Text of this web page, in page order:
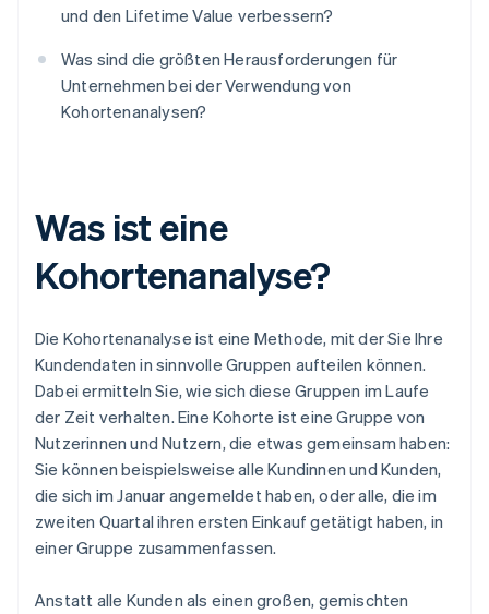
und den Lifetime Value verbessern?
Was sind die größten Herausforderungen für
Unternehmen bei der Verwendung von
Kohortenanalysen?
Was ist eine
Kohortenanalyse?
Die Kohortenanalyse ist eine Methode, mit der Sie Ihre
Kundendaten in sinnvolle Gruppen aufteilen können.
Dabei ermitteln Sie, wie sich diese Gruppen im Laufe
der Zeit verhalten. Eine Kohorte ist eine Gruppe von
Nutzerinnen und Nutzern, die etwas gemeinsam haben:
Sie können beispielsweise alle Kundinnen und Kunden,
die sich im Januar angemeldet haben, oder alle, die im
zweiten Quartal ihren ersten Einkauf getätigt haben, in
einer Gruppe zusammenfassen.
Anstatt alle Kunden als einen großen, gemischten